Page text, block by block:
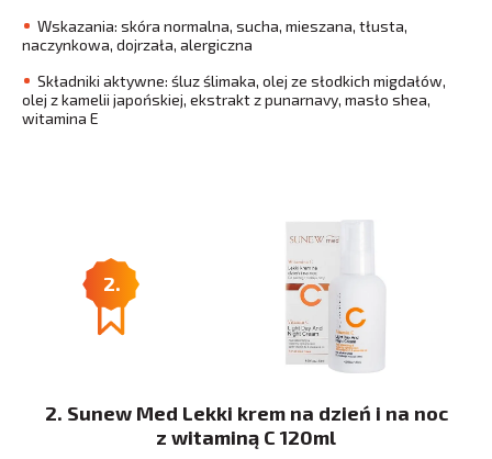
Wskazania: skóra normalna, sucha, mieszana, tłusta,
naczynkowa, dojrzała, alergiczna
Składniki aktywne: śluz ślimaka, olej ze słodkich migdałów,
olej z kamelii japońskiej, ekstrakt z punarnavy, masło shea,
witamina E
2.
2. Sunew Med Lekki krem na dzień i na noc
z witaminą C 120ml